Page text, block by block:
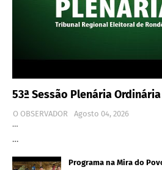
53ª Sessão Plenária
O OBSERVADOR
Agosto 04, 2026
…
…
Programa na Mira do